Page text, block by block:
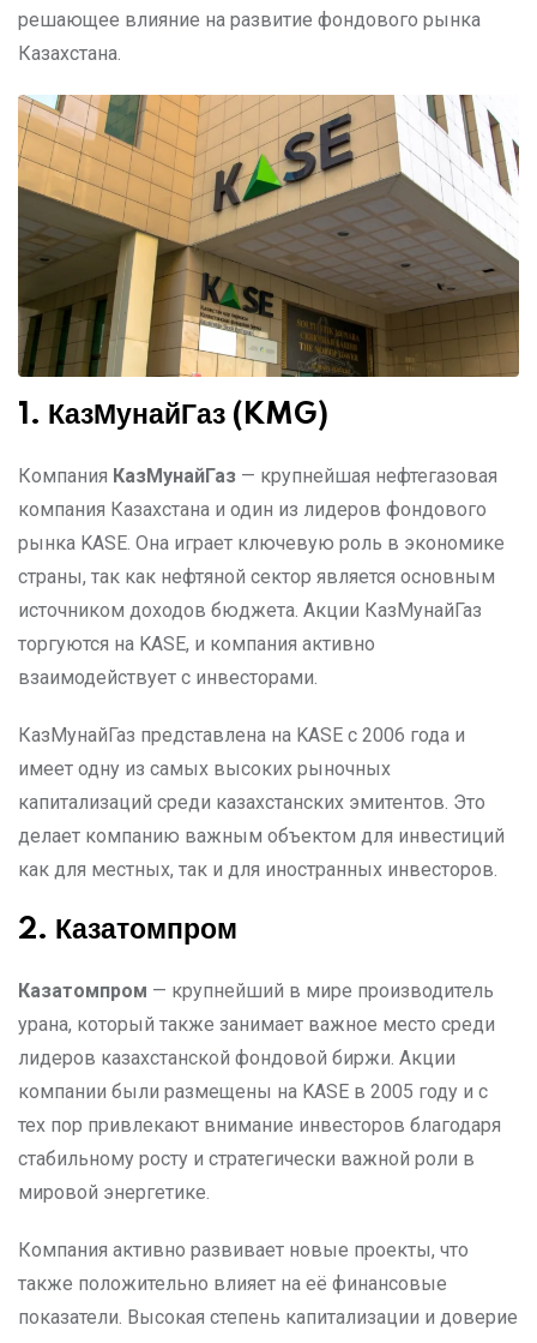
решающее влияние на развитие фондового рынка
Казахстана.
1. КазМунайГаз (KMG)
Компания КазМунайГаз — крупнейшая нефтегазовая
компания Казахстана и один из лидеров фондового
рынка KASE. Она играет ключевую роль в экономике
страны, так как нефтяной сектор является основным
источником доходов бюджета. Акции КазМунайГаз
торгуются на KASE, и компания активно
взаимодействует с инвесторами.
КазМунайГаз представлена на KASE с 2006 года и
имеет одну из самых высоких рыночных
капитализаций среди казахстанских эмитентов. Это
делает компанию важным объектом для инвестиций
как для местных, так и для иностранных инвесторов.
2. Казатомпром
Казатомпром — крупнейший в мире производитель
урана, который также занимает важное место среди
лидеров казахстанской фондовой биржи. Акции
компании были размещены на KASE в 2005 году и с
тех пор привлекают внимание инвесторов благодаря
стабильному росту и стратегически важной роли в
мировой энергетике.
Компания активно развивает новые проекты, что
также положительно влияет на её финансовые
показатели. Высокая степень капитализации и доверие